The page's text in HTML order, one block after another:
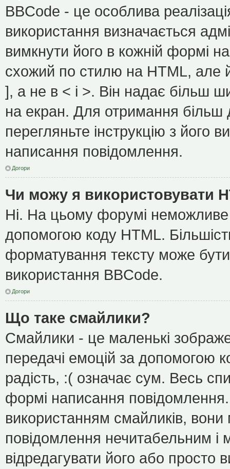
BBCode - це особлива
використання визначається
вимкнути його в кожній формі
схожий по стилю на HTML, але
], а не в < і >. Він надає більш
на екран. Для отримання більш
перегляньте інструкцію з його
написання повідомлення.
Догори
Чи можу я використовувати
Ні. На цьому форумі
допомогою коду HTML.
форматування тексту може
використання BBCode.
Догори
Що таке смайлики?
Смайлики - це маленькі
передачі емоцій за допомогою
радість, :( означає сум. Весь
формі написання
використанням смайликів,
повідомлення нечитабельним
відредагувати його або